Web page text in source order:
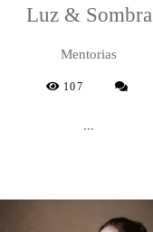
Luz & Sombra
Mentorias
107
...